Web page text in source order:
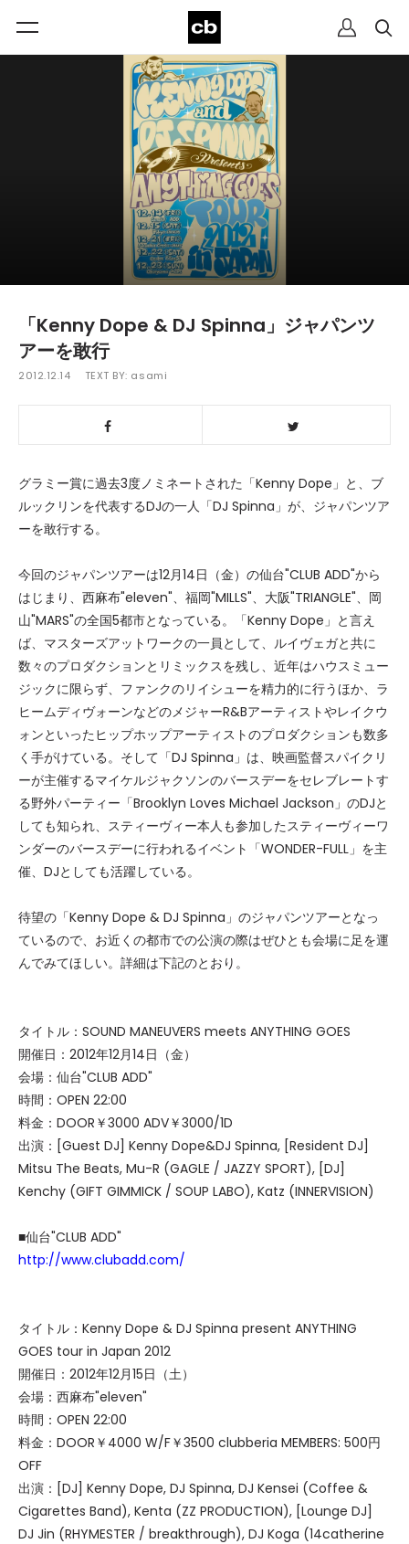
「Kenny Dope & DJ Spinna」ジャパンツ
アーを敢行
2012.12.14 TEXT BY: asami
グラミー賞に過去3度ノミネートされた「Kenny Dope」と、ブ
ルックリンを代表するDJの一人「DJ Spinna」が、ジャパンツア
ーを敢行する。
今回のジャパンツアーは12月14日（金）の仙台"CLUB ADD"から
はじまり、西麻布"eleven"、福岡"MILLS"、大阪"TRIANGLE"、岡
山"MARS"の全国5都市となっている。「Kenny Dope」と言え
ば、マスターズアットワークの一員として、ルイヴェガと共に
数々のプロダクションとリミックスを残し、近年はハウスミュー
ジックに限らず、ファンクのリイシューを精力的に行うほか、ラ
ヒームディヴォーンなどのメジャーR&Bアーティストやレイクウ
ォンといったヒップホップアーティストのプロダクションも数多
く手がけている。そして「DJ Spinna」は、映画監督スパイクリ
ーが主催するマイケルジャクソンのバースデーをセレブレートす
る野外パーティー「Brooklyn Loves Michael Jackson」のDJと
しても知られ、スティーヴィー本人も参加したスティーヴィーワ
ンダーのバースデーに行われるイベント「WONDER-FULL」を主
催、DJとしても活躍している。
待望の「Kenny Dope & DJ Spinna」のジャパンツアーとなっ
ているので、お近くの都市での公演の際はぜひとも会場に足を運
んでみてほしい。詳細は下記のとおり。
タイトル：SOUND MANEUVERS meets ANYTHING GOES
開催日：2012年12月14日（金）
会場：仙台"CLUB ADD"
時間：OPEN 22:00
料金：DOOR￥3000 ADV￥3000/1D
出演：[Guest DJ] Kenny Dope&DJ Spinna, [Resident DJ]
Mitsu The Beats, Mu-R (GAGLE / JAZZY SPORT), [DJ]
Kenchy (GIFT GIMMICK / SOUP LABO), Katz (INNERVISION)
■仙台"CLUB ADD"
http://www.clubadd.com/
タイトル：Kenny Dope & DJ Spinna present ANYTHING
GOES tour in Japan 2012
開催日：2012年12月15日（土）
会場：西麻布"eleven"
時間：OPEN 22:00
料金：DOOR￥4000 W/F￥3500 clubberia MEMBERS: 500円
OFF
出演：[DJ] Kenny Dope, DJ Spinna, DJ Kensei (Coffee &
Cigarettes Band), Kenta (ZZ PRODUCTION), [Lounge DJ]
DJ Jin (RHYMESTER / breakthrough), DJ Koga (14catherine